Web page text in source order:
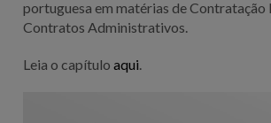
portuguesa em matérias de Contratação
Contratos Administrativos.
Leia o capítulo aqui